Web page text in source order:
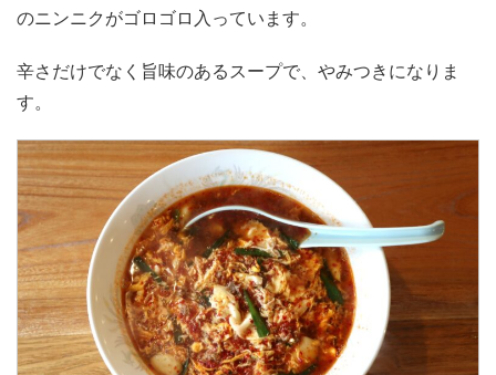
のニンニクがゴロゴロ入っています。
辛さだけでなく旨味のあるスープで、やみつきになりま
す。